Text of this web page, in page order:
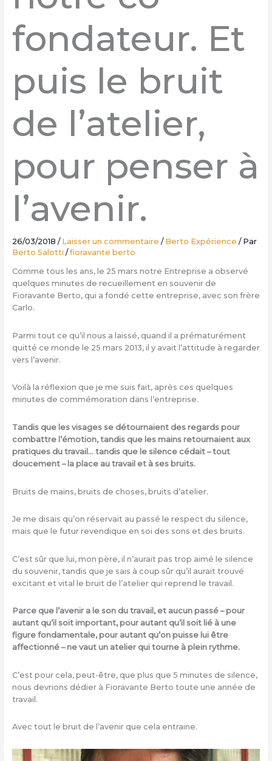
fondateur. Et
puis le bruit
de l’atelier,
pour penser à
l’avenir.
26/03/2018 / Laisser un commentaire / Berto Expérience / Par
Berto Salotti /fioravante berto
Comme tous les ans, le 25 mars notre Entreprise a observé
quelques minutes de recueillement en souvenir de
Fioravante Berto, qui a fondé cette entreprise, avec son frère
Carlo.
Parmi tout ce qu’il nous a laissé, quand il a prématurément
quitté ce monde le 25 mars 2013, il y avait l’attitude à regarder
vers l’avenir.
Voilà la réflexion que je me suis fait, après ces quelques
minutes de commémoration dans l’entreprise.
Tandis que les visages se détournaient des regards pour
combattre l’émotion, tandis que les mains retournaient aux
pratiques du travail… tandis que le silence cédait – tout
doucement – la place au travail et à ses bruits.
Bruits de mains, bruits de choses, bruits d’atelier.
Je me disais qu’on réservait au passé le respect du silence,
mais que le futur revendique en soi des sons et des bruits.
C’est sûr que lui, mon père, il n’aurait pas trop aimé le silence
du souvenir, tandis que je sais à coup sûr qu’il aurait trouvé
excitant et vital le bruit de l’atelier qui reprend le travail.
Parce que l’avenir a le son du travail, et aucun passé – pour
autant qu’il soit important, pour autant qu’il soit lié à une
figure fondamentale, pour autant qu’on puisse lui être
affectionné – ne vaut un atelier qui tourne à plein rythme.
C’est pour cela, peut-être, que plus que 5 minutes de silence,
nous devrions dédier à Fioravante Berto toute une année de
travail.
Avec tout le bruit de l’avenir que cela entraine.